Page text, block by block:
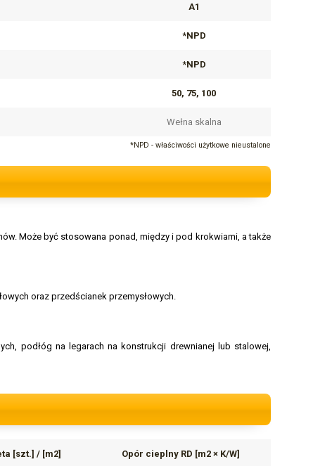
A1
*NPD
*NPD
50, 75, 100
Wełna skalna
*NPD - właściwości użytkowe nieustalone
Może być stosowana ponad, między i pod krokwiami, a także
oraz przedścianek przemysłowych.
podłóg na legarach na konstrukcji drewnianej lub stalowej,
[szt.] / [m2] Opór cieplny RD [m2 × K/W]